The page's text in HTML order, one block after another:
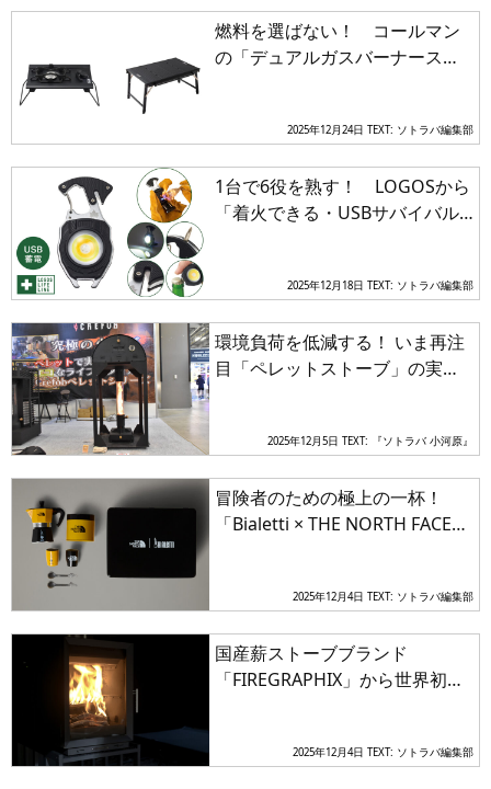
燃料を選ばない！ コールマン
の「デュアルガスバーナースト
激変させる2025年12月24日 TEXT: ソトラバ編集部
1台で6役を熟す！ LOGOSから
「着火できる・USBサバイバル
2025年12月18日 TEXT: ソトラバ編集部
環境負荷を低減する！ いま再注
目「ペレットストーブ」の実力
2025年12月5日 TEXT: 『ソトラバ 小河原』
冒険者のための極上の一杯！
「Bialetti × THE NORTH FACE」
2025年12月4日 TEXT: ソトラバ編集部
国産薪ストーブブランド
「FIREGRAPHIX」から世界初の
2025年12月4日 TEXT: ソトラバ編集部